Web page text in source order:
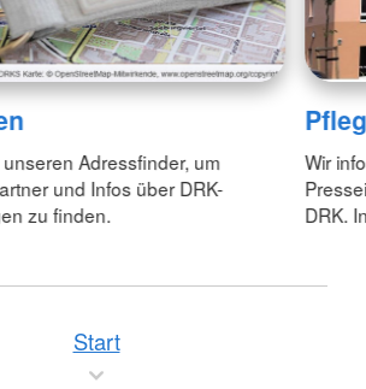
Adressfinder, um
und Infos über DRK-
zu finden.
Wir
DRK.
Start